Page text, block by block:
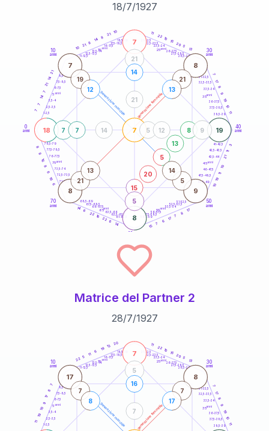
18/7/1927
generazione maschile generazione femminile
0
anni
10
anni
30
anni
40
anni
50
anni
60
70
anni
1-2,5
2,5-3,5
3,5-4
6-7,5
7,5-8,5
8,5-9
11-12,5
12,5-13,5
13,5-14
16-17,5
17,5-18,5
18,5-19
21-22,5
22,5-23,5
23,5-24
26-27,5
27,5-28,5
28,5-29
31-32,5
32,5-33,5
33,5-34
36-37,5
37,5-38,5
38,5-39
41-42,5
42,5-43,5
43,5-44
46-47,5
47,5-48,5
48,5-49
51-52,5
52,5-53,5
53,5-54
56-57,5
57,5-58,5
58,5-59
61-62,5
62,5-63,5
63,5-64
66-67,5
67,5-68,5
68,5-69
71-72,5
72,5-73,5
73,5-74
76-77,5
77,5-78,5
78,5-79
7
7
14
7
21
14
21
10
21
8
14
8
21
10 11
22 10
15
20 5
13
7
17
8
9
19
10
11
3
11
21
10
11
19
10
17
8
7
17
6
7
15
14
6
22
16
22
6
14
6
16
6
8
16
8
8
18
7
19
8
7
7 8
8 9
15
20
5
13
8
7
21
9
5
7
14
5 12
14
21
19
12
21
13
21
13
5
14
5anni
15 anni 25anni
35anni
45anni
55anni
65anni
75anni
Matrice del Partner 2
28/7/1927
generazione maschile generazione femminile
10
anni
30
anni
1-2,5
2,5-3,5
3,5-4
6-7,5
7,5-8,5
8,5-9
11-12,5
12,5-13,5
13,5-14
16-17,5
17,5-18,5
18,5-19 21-22,5
22,5-23,5
23,5-24
26-27,5
27,5-28,5
28,5-29
31-32,5
32,5-33,5
33,5-34
36-37,5
37,5-38,5
38,5-39
11
19
10
9
17
8
7
22 5
11
6
19 13
20 11
22 10
15
20 5
13
7
17
8
9
19
10
11
7
17 8
5
16
7
7
8
7
17
5anni
15 anni 25anni
35anni